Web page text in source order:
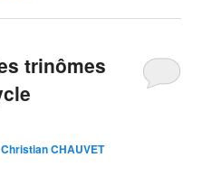
trinômes
Christian CHAUVET